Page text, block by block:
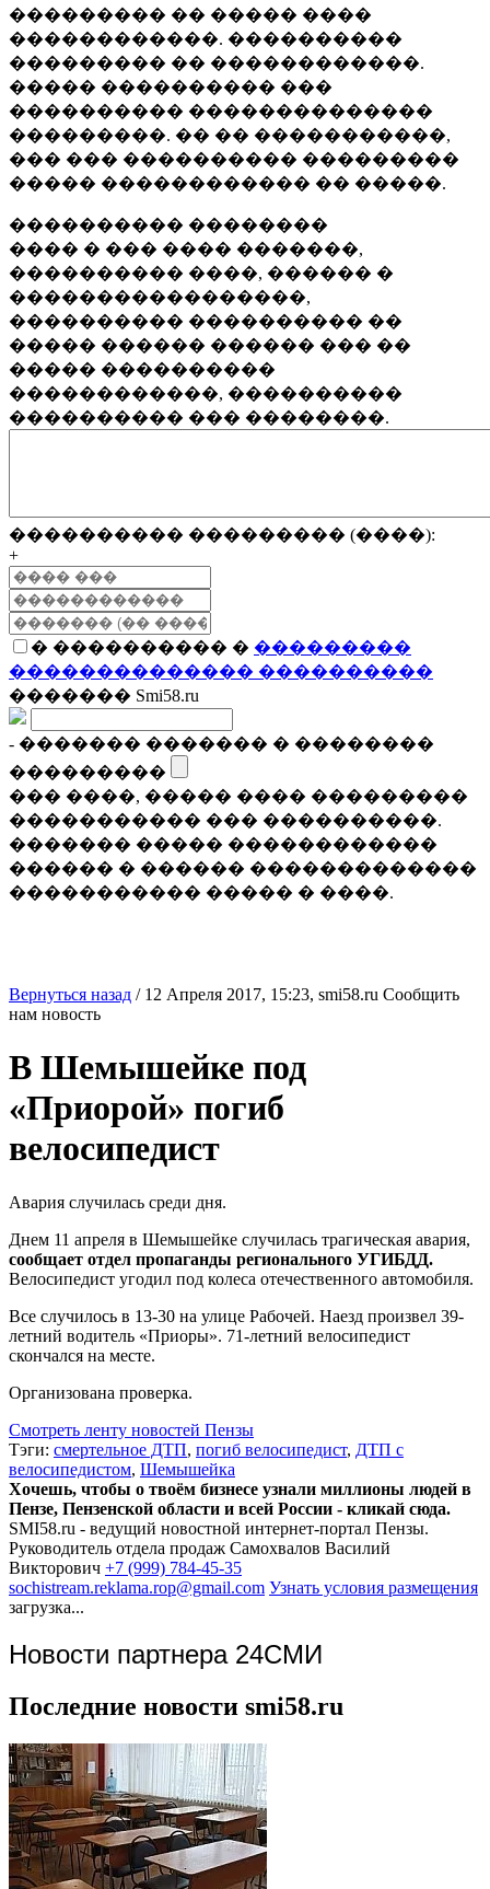
��������� �� ����� ����
������������. ����������
��������� �� ������������.
����� ���������� ���
���������� ��������������
���������. �� �� �����������,
��� ��� ���������� ���������
����� ������������ �� �����.
���������� ��������
���� � ��� ���� �������,
���������� ����, ������ �
�����������������,
���������� ���������� ��
����� ������ ������ ��� ��
����� ����������
������������, ����������
���������� ��� ��������.
���������� ��������� (����):
+
� ���������� � ���������
�������������� ����������
������� Smi58.ru
- ������� ������� � ��������
���������
��� ����, ����� ���� ���������
����������� ��� ����������.
������� ����� ������������
������ � ������ �������������
����������� ����� � ����.
Вернуться назад / 12 Апреля 2017, 15:23, smi58.ru Сообщить
нам новость
В Шемышейке под
«Приорой» погиб
велосипедист
Авария случилась среди дня.
Днем 11 апреля в Шемышейке случилась трагическая авария,
сообщает отдел пропаганды регионального УГИБДД.
Велосипедист угодил под колеса отечественного автомобиля.
Все случилось в 13-30 на улице Рабочей. Наезд произвел 39-
летний водитель «Приоры». 71-летний велосипедист
скончался на месте.
Организована проверка.
Смотреть ленту новостей Пензы
Тэги: смертельное ДТП, погиб велосипедист, ДТП с
велосипедистом, Шемышейка
Хочешь, чтобы о твоём бизнесе узнали миллионы людей в
Пензе, Пензенской области и всей России - кликай сюда.
SMI58.ru - ведущий новостной интернет-портал Пензы.
Руководитель отдела продаж Самохвалов Василий
Викторович +7 (999) 784-45-35
sochistream.reklama.rop@gmail.com Узнать условия размещения
загрузка...
Новости партнера 24СМИ
Последние новости smi58.ru